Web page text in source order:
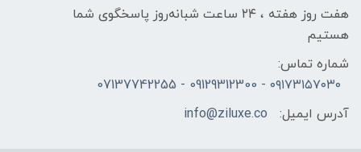
هفت روز هفته ، ۲۴ ساعت شبانه‌روز پاسخگوی شما
هستیم
شماره تماس:
۰۹۱۷۳۱۵۷۰۳۰ - 09129312300 - 07137742255
آدرس ایمیل:
info@ziluxe.co